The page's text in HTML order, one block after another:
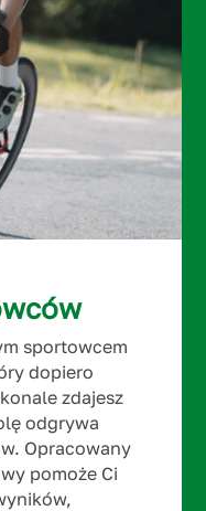
sportowcem
dopiero
zdajesz
odgrywa
Opracowany
pomoże Ci